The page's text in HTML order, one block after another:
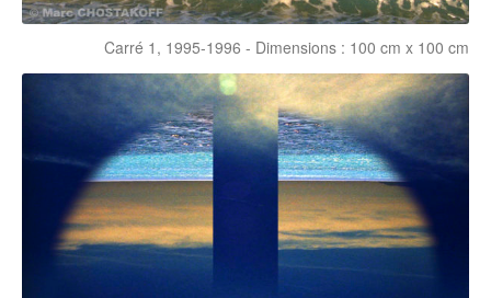
Carré 1, 1995-1996 - Dimensions : 100 cm x 100 cm